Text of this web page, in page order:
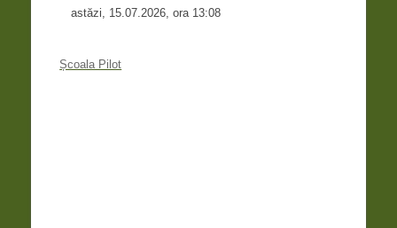
astăzi, 15.07.2026, ora 13:08
Școala Pilot